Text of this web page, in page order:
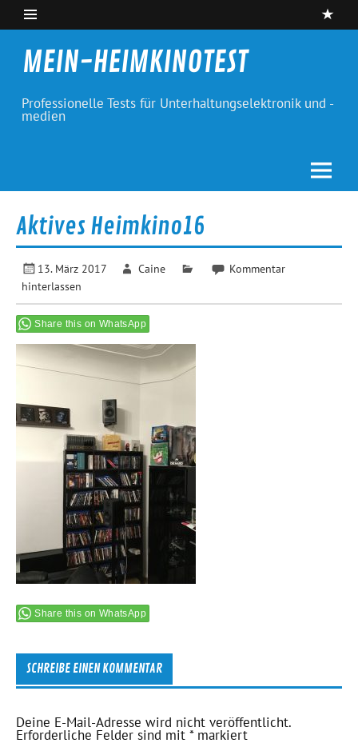
Skip
content
MEIN-HEIMKINOTEST
Professionelle Tests für Unterhaltungselektronik und -
medien
Aktives Heimkino16
13. März 2017 Caine
Kommentar
hinterlassen
Share this on WhatsApp
Share this on WhatsApp
SCHREIBE EINEN KOMMENTAR
Deine E-Mail-Adresse wird nicht veröffentlicht.
Erforderliche Felder sind mit*markiert